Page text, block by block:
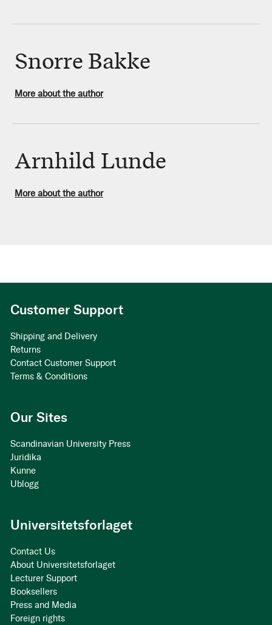
Snorre Bakke
More about the author
Arnhild Lunde
More about the author
Customer Support
Shipping and Delivery
Returns
Contact Customer Support
Terms & Conditions
Our Sites
Scandinavian University Press
Juridika
Kunne
Ublogg
Universitetsforlaget
Contact Us
About Universitetsforlaget
Lecturer Support
Booksellers
Press and Media
Foreign rights